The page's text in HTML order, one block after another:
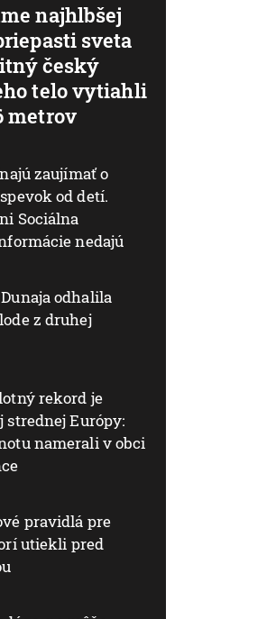
najhlbšej
sveta
český
telo vytiahli
metrov
zaujímať o
od detí.
Sociálna
nedajú
odhalila
z druhej
rekord je
strednej Európy:
namerali v obci
pravidlá pre
utiekli pred